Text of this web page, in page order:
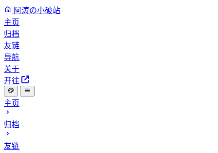
阿涛の小破站
主页
归档
友链
导航
关于
开往
主页
归档
友链